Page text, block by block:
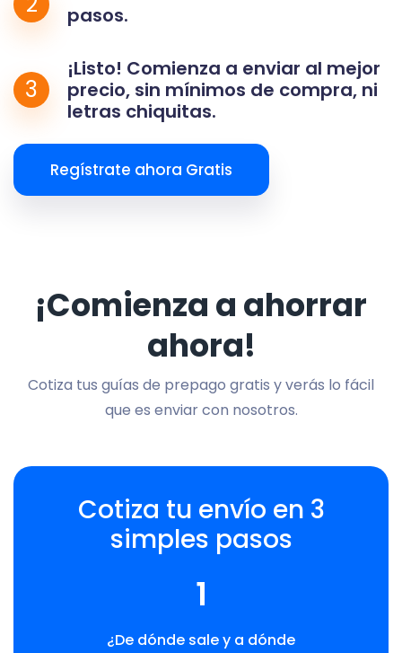
pasos.
3
¡Listo! Comienza a enviar al mejor
precio, sin mínimos de compra, ni
letras chiquitas.
Regístrate ahora Gratis
¡Comienza a ahorrar
ahora!
Cotiza tus guías de prepago gratis y verás lo fácil
que es enviar con nosotros.
Cotiza tu envío en 3
simples pasos
1
¿De dónde sale y a dónde